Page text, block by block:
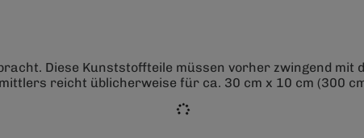
Diese Kunststoffteile müssen vorher zwingend
reicht üblicherweise für ca. 30 cm x 10 cm (300